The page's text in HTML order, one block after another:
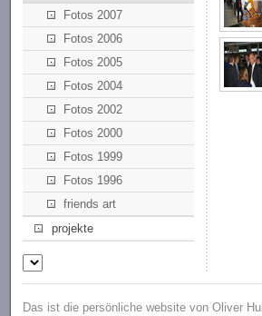
Fotos 2007
Fotos 2006
Fotos 2005
Fotos 2004
Fotos 2002
Fotos 2000
Fotos 1999
Fotos 1996
friends art
projekte
Das ist die persönliche website von Oliver